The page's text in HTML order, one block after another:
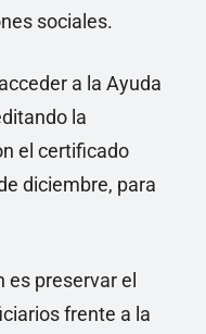
sociales.
a la Ayuda
la
el certificado
diciembre, para
es preservar el
frente a la